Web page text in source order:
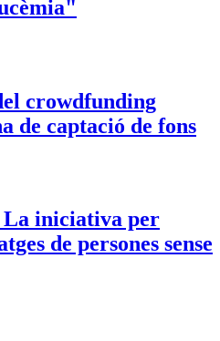
crowdfunding
de captació de fons
iniciativa per
de persones sense